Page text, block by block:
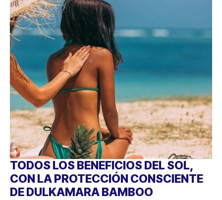
TODOS LOS BENEFICIOS DEL SOL,
CON LA PROTECCIÓN CONSCIENTE
DE DULKAMARA BAMBOO